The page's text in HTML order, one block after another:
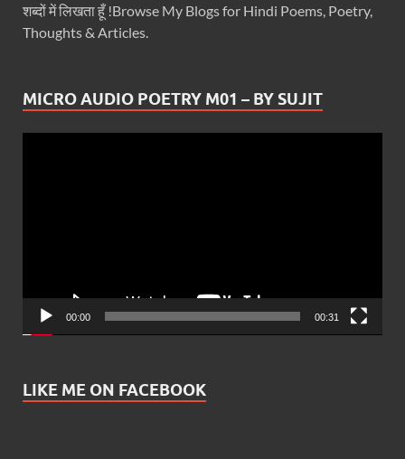
शब्दों में लिखता हूँ !Browse My Blogs for Hindi Poems, Poetry,
Thoughts & Articles.
MICRO AUDIO POETRY M01 – BY SUJIT
00:00 00:31
LIKE ME ON FACEBOOK